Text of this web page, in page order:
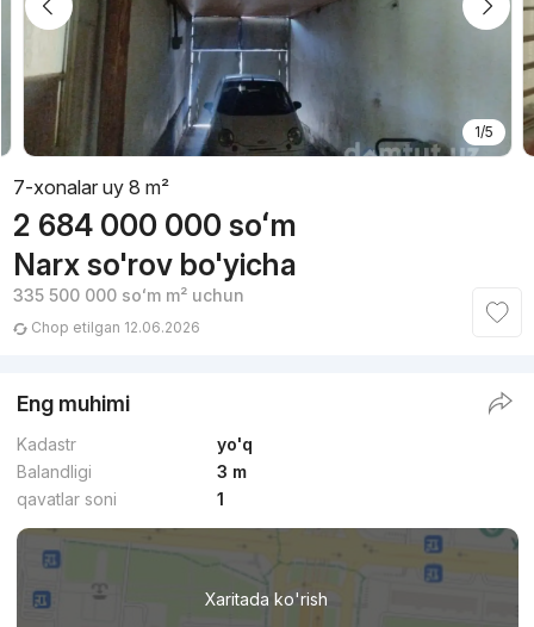
1/5
7-xonalar uy 8 m²
2 684 000 000 soʻm
Narx so'rov bo'yicha
335 500 000 soʻmm² uchun
Chop etilgan 12.06.2026
Eng muhimi
Kadastr
yo'q
Balandligi
3 m
qavatlar soni
1
Xaritada ko'rish